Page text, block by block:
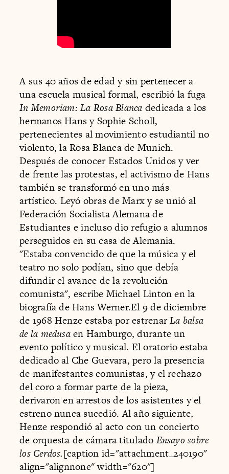
A sus 40 años de edad y sin pertenecer a
una escuela musical formal, escribió la fuga
In Memoriam: La Rosa Blanca dedicada a los
hermanos Hans y Sophie Scholl,
pertenecientes al movimiento estudiantil no
violento, la Rosa Blanca de Munich.
Después de conocer Estados Unidos y ver
de frente las protestas, el activismo de Hans
también se transformó en uno más
artístico. Leyó obras de Marx y se unió al
Federación Socialista Alemana de
Estudiantes e incluso dio refugio a alumnos
perseguidos en su casa de Alemania.
"Estaba convencido de que la música y el
teatro no solo podían, sino que debía
difundir el avance de la revolución
comunista", escribe Michael Linton en la
biografía de Hans Werner.El 9 de diciembre
de 1968 Henze estaba por estrenarLa balsa
de la medusaen Hamburgo, durante un
evento político y musical. El oratorio estaba
dedicado al Che Guevara, pero la presencia
de manifestantes comunistas, y el rechazo
del coro a formar parte de la pieza,
derivaron en arrestos de los asistentes y el
estreno nunca sucedió. Al año siguiente,
Henze respondió al acto con un concierto
de orquesta de cámara titulado Ensayo sobre
los Cerdos.[caption id="attachment_240190"
align="alignnone" width="620"]